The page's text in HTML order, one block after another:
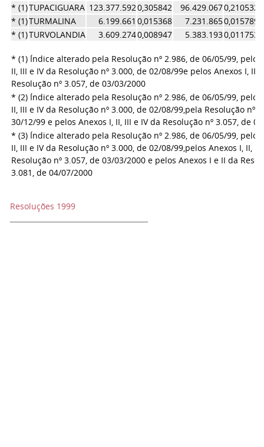
* (1)TUPACIGUARA 123.377.5920,305842 96.429.0670,210532
* (1)TURMALINA 6.199.661 0,015368 7.231.8650,015789
* (1)TURVOLANDIA 3.609.2740,008947 5.383.1930,011753
* (1) Índice alterado pela Resolução nº 2.986, de 06/05/99, pelos
II, III e IV da Resolução nº 3.000, de 02/08/99e pelos Anexos I, II
Resolução nº 3.057, de 03/03/2000
* (2) Índice alterado pela Resolução nº 2.986, de 06/05/99, pelos
II, III e IV da Resolução nº 3.000, de 02/08/99,pela Resolução nº
30/12/99 e pelos Anexos I, II, III e IV da Resolução nº 3.057, de
* (3) Índice alterado pela Resolução nº 2.986, de 06/05/99, pelos
II, III e IV da Resolução nº 3.000, de 02/08/99,pelos Anexos I, II,
Resolução nº 3.057, de 03/03/2000 e pelos Anexos I e II da
3.081, de 04/07/2000
Resoluções 1999